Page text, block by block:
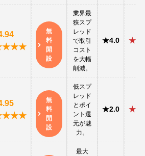
無
料
開
設
業界最
狭スプ
レッド
で取引
コスト
を大幅
削減。
★4.0
無
料
開
設
低スプ
レッド
とポイ
ント還
元が魅
力。
★2.0
最大